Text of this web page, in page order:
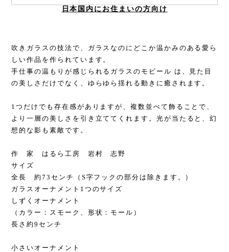
日本国内にお住まいの方向け
吹きガラスの技法で、ガラスなのにどこか温かみのある愛ら
しい作品を作られています。
手仕事の温もりが感じられるガラスのモビール は、見た目
の美しさだけでなく、ゆらゆら揺れる動きに癒されます。
1つだけでも存在感がありますが、複数並べて飾ることで、
より一層の美しさを引き立ててくれます。光が当たると、幻
想的な影も素敵です。
作 家 はるら工房 岩村 志野
サイズ
全長 約73センチ（S字フックの部分は除きます。）
ガラスオーナメント1つのサイズ
しずくオーナメント
（カラー：スモーク、形状：モール）
長さ約9センチ
小さいオーナメント